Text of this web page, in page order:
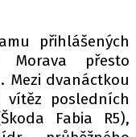
přihlášených
Morava přesto
Mezi dvanáctkou
vítěz posledních
Fabia R5),